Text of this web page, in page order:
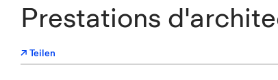
Prestations
↗ Teilen